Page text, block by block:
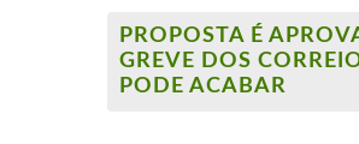
PROPOSTA É
GREVE DOS
PODE ACABAR